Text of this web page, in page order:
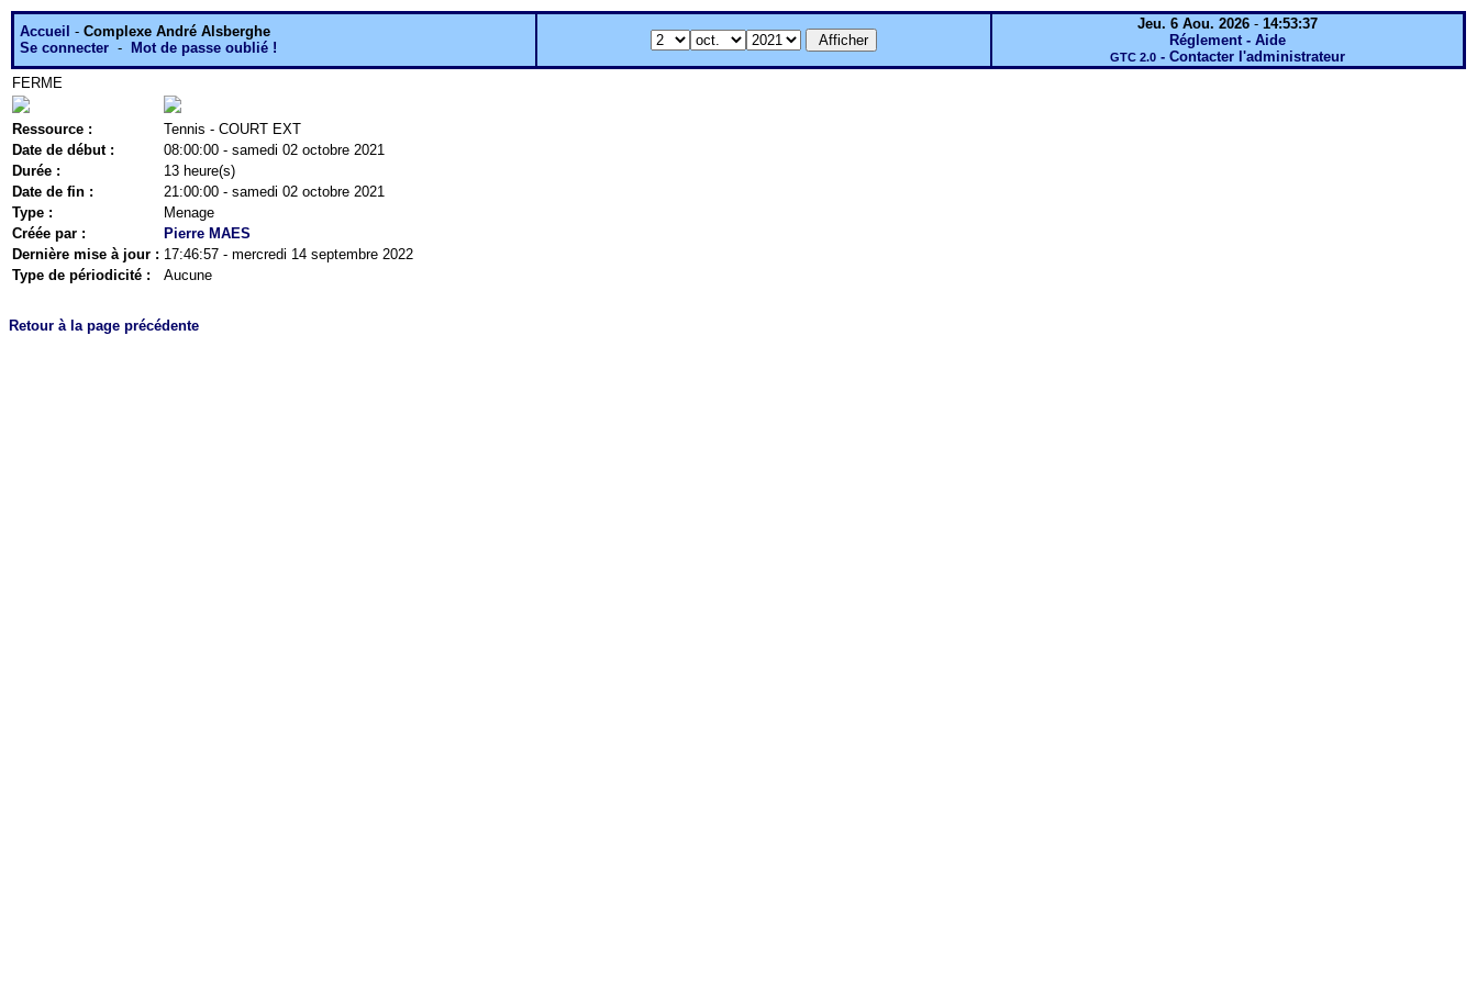
Accueil - Complexe André Alsberghe
Se connecter - Mot de passe oublié !
Jeu. 6 Aou. 2026 - 14:53:37
Réglement - Aide
GTC 2.0 - Contacter l'administrateur
FERME
Ressource :
Tennis - COURT EXT
Date de début :
08:00:00 - samedi 02 octobre 2021
Durée :
13 heure(s)
Date de fin :
21:00:00 - samedi 02 octobre 2021
Type :
Menage
Créée par :
Pierre MAES
Dernière mise à jour : 17:46:57 - mercredi 14 septembre 2022
Type de périodicité :
Aucune
Retour à la page précédente